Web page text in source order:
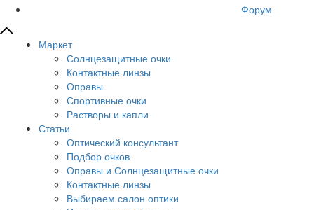
Форум
Маркет
Солнцезащитные очки
Контактные линзы
Оправы
Спортивные очки
Растворы и капли
Статьи
Оптический консультант
Подбор очков
Оправы и Солнцезащитные очки
Контактные линзы
Выбираем салон оптики